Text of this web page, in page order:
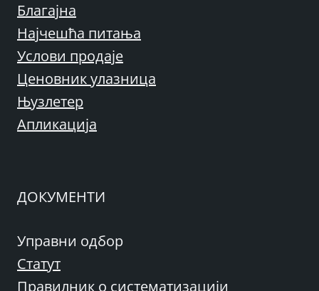
Благајна
Најчешћа питања
Услови продаје
Ценовник улазница
Њузлетер
Апликација
ДОКУМЕНТИ
Управни одбор
Статут
Правилник о систематизацији